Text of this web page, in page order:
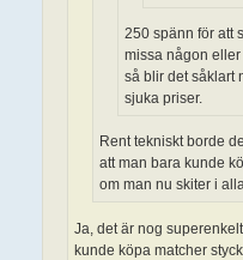
250 spänn för att
missa någon eller
så blir det såklart
sjuka priser.
Rent tekniskt borde
att man bara kunde
om man nu skiter i
Ja, det är nog
kunde köpa matcher